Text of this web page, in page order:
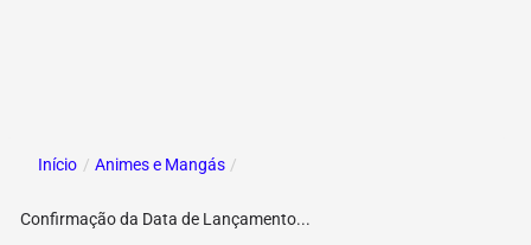
Início / Animes e Mangás /
Confirmação da Data de Lançamento...